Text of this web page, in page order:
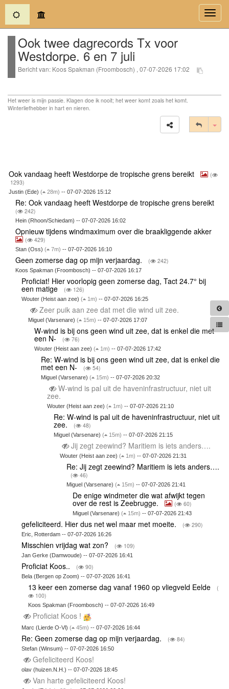
(current)
Ook twee dagrecords Tx voor
Westdorpe. 6 en 7 juli
Bericht van: Koos Spakman (Froombosch) , 07-07-2026 17:02
Het weer is mijn passie. Klagen doe ik nooit; het weer komt zoals het komt.
Winterliefhebber in hart en nieren.
Ook vandaag heeft Westdorpe de tropische grens bereikt
(
1293)
Justin (Ede) ( 28m) -- 07-07-2026 15:12
Re: Ook vandaag heeft Westdorpe de tropische grens bereikt
( 242)
Hein (Rhoon/Schiedam) -- 07-07-2026 16:02
Opnieuw tijdens windmaximum over die braakliggende akker
( 429)
Stan (Oss) ( 7m) -- 07-07-2026 16:10
Geen zomerse dag op mijn verjaardag. ( 242)
Koos Spakman (Froombosch) -- 07-07-2026 16:17
Proficiat! Hier voorlopig geen zomerse dag, Tact 24.7° bij
een matige ( 126)
Wouter (Heist aan zee)( 1m) -- 07-07-2026 16:25
Zeer puik aan zee dat met die wind uit zee.
Miguel (Varsenare) ( 15m) -- 07-07-2026 17:07
W-wind is bij ons geen wind uit zee, dat is enkel die met
een N- ( 76)
Wouter (Heist aan zee)( 1m) -- 07-07-2026 17:42
Re: W-wind is bij ons geen wind uit zee, dat is enkel die
met een N- ( 54)
Miguel (Varsenare) ( 15m) -- 07-07-2026 20:32
W-wind is pal uit de haveninfrastructuur, niet uit
zee.
Wouter (Heist aan zee)( 1m) -- 07-07-2026 21:10
Re: W-wind is pal uit de haveninfrastructuur, niet uit
zee. ( 48)
Miguel (Varsenare) ( 15m) -- 07-07-2026 21:15
Jij zegt zeewind? Maritiem is iets anders….
Wouter (Heist aan zee)( 1m) -- 07-07-2026 21:31
Re: Jij zegt zeewind? Maritiem is iets anders….
( 46)
Miguel (Varsenare) ( 15m) -- 07-07-2026 21:41
De enige windmeter die wat afwijkt tegen
over de rest is Zeebrugge. ( 60)
Miguel (Varsenare)( 15m) -- 07-07-2026 21:43
gefeliciteerd. Hier dus net wel maar met moeite. ( 290)
Eric, Rotterdam -- 07-07-2026 16:26
Misschien vrijdag wat zon? ( 109)
Jan Gerke (Damwoude) -- 07-07-2026 16:41
Proficiat Koos.. ( 90)
Bela (Bergen op Zoom) -- 07-07-2026 16:41
13 keer een zomerse dag vanaf 1960 op vliegveld Eelde
(
100)
Koos Spakman (Froombosch) -- 07-07-2026 16:49
Proficiat Koos !
Marc (Lierde O-Vl)( 45m) -- 07-07-2026 16:44
Re: Geen zomerse dag op mijn verjaardag. ( 84)
Stefan (Winsum) -- 07-07-2026 16:50
Gefeliciteerd Koos!
olav (huizen.N.H.) -- 07-07-2026 18:45
Van harte gefeliciteerd Koos!